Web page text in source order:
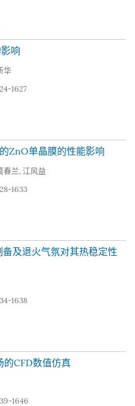
响
华
1627
ZnO单晶膜的性能影响
春兰, 江风益
1633
及退火气氛对其热稳定性
1638
CFD数值仿真
1646